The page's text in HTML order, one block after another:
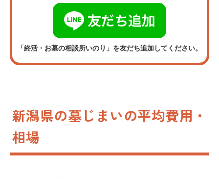
「終活・お墓の相談所いのり」を友だち追加してください。
新潟県の墓じまいの平均費用・
相場